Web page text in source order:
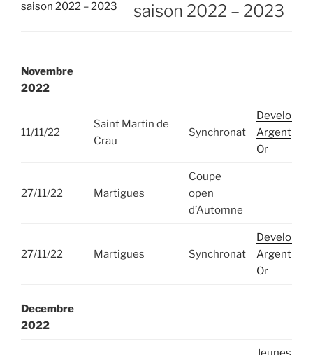
saison 2022 – 2023
Novembre
2022
11/11/22
Saint Martin de
Crau
Synchronat
Argent
Or
27/11/22 Martigues
Coupe
open
d’Automne
27/11/22 Martigues Synchronat
Argent
Or
Decembre
2022